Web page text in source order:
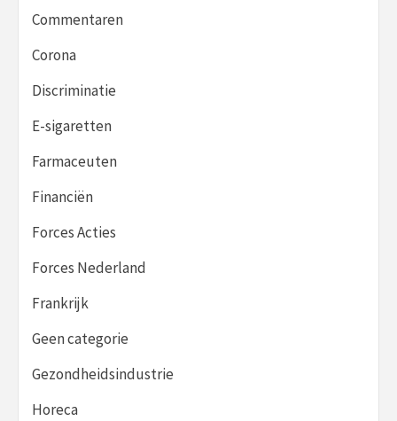
Commentaren
Corona
Discriminatie
E-sigaretten
Farmaceuten
Financiën
Forces Acties
Forces Nederland
Frankrijk
Geen categorie
Gezondheidsindustrie
Horeca